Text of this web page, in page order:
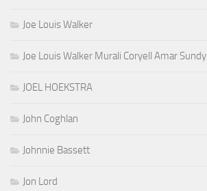
Joe Louis Walker
Joe Louis Walker Murali Coryell Amar Sundy
JOEL HOEKSTRA
John Coghlan
Johnnie Bassett
Jon Lord